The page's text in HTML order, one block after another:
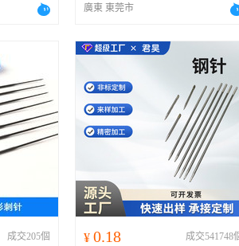
廣東 東莞市
成交205個
¥ 0.18
成交541748